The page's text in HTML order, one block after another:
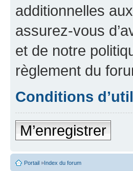
additionnelles
assurez-vous
et de notre
règlement du
Conditions
M’enregistrer
Portail »Index du forum